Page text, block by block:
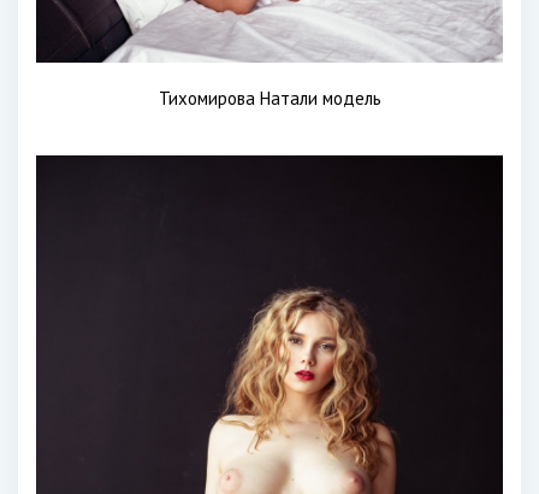
Тихомирова Натали модель